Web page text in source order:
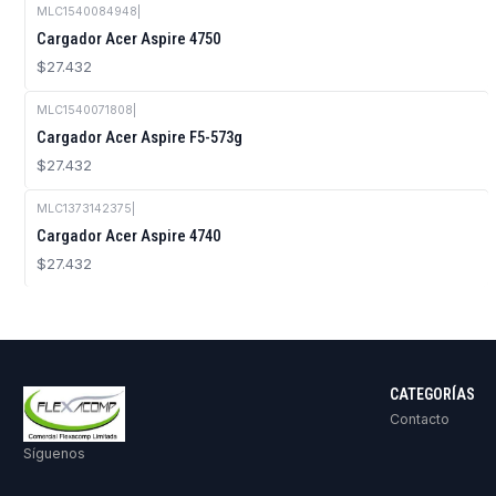
MLC1540084948
Cargador Acer Aspire 4750
$27.432
MLC1540071808
Cargador Acer Aspire F5-573g
$27.432
MLC1373142375
Cargador Acer Aspire 4740
$27.432
Síguenos
CATEGORÍAS
Contacto